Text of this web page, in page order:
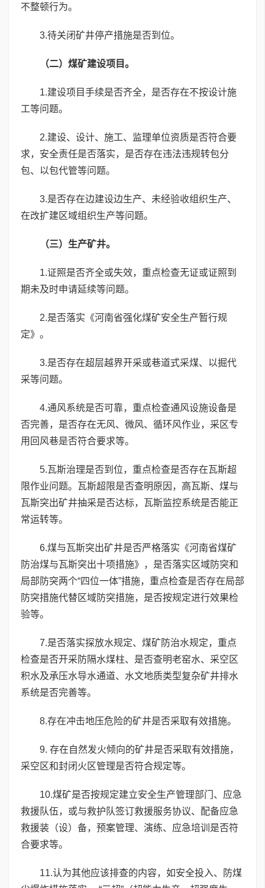
不整顿行为。
3.待关闭矿井停产措施是否到位。
（二）煤矿建设项目。
1.建设项目手续是否齐全，是否存在不按设计施
工等问题。
2.建设、设计、施工、监理单位资质是否符合要
求，安全责任是否落实，是否存在违法违规转包分
包、以包代管等问题。
3.是否存在边建设边生产、未经验收组织生产、
在改扩建区域组织生产等问题。
（三）生产矿井。
1.证照是否齐全或失效，重点检查无证或证照到
期未及时申请延续等问题。
2.是否落实《河南省强化煤矿安全生产暂行规
定》。
3.是否存在超层越界开采或巷道式采煤、以掘代
采等问题。
4.通风系统是否可靠，重点检查通风设施设备是
否完善，是否存在无风、微风、循环风作业，采区专
用回风巷是否符合要求等。
5.瓦斯治理是否到位，重点检查是否存在瓦斯超
限作业问题。瓦斯超限是否查明原因，高瓦斯、煤与
瓦斯突出矿井抽采是否达标，瓦斯监控系统是否能正
常运转等。
6.煤与瓦斯突出矿井是否严格落实《河南省煤矿
防治煤与瓦斯突出十项措施》，是否落实区域防突和
局部防突两个“四位一体”措施，重点检查是否存在局部
防突措施代替区域防突措施，是否按规定进行效果检
验等。
7.是否落实探放水规定、煤矿防治水规定，重点
检查是否开采防隔水煤柱、是否查明老窑水、采空区
积水及承压水导水通道、水文地质类型复杂矿井排水
系统是否完善等。
8.存在冲击地压危险的矿井是否采取有效措施。
9. 存在自然发火倾向的矿井是否采取有效措施，
采空区和封闭火区管理是否符合规定等。
10.煤矿是否按规定建立安全生产管理部门、应急
救援队伍，或与救护队签订救援服务协议、配备应急
救援装（设）备，预案管理、演练、应急培训是否符
合要求等。
11.认为其他应该排查的内容，如安全投入、防煤